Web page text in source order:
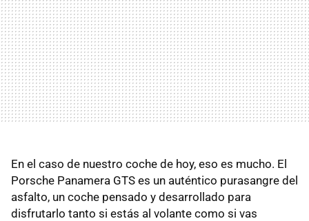
En el caso de nuestro coche de hoy, eso es mucho. El
Porsche Panamera GTS es un auténtico purasangre del
asfalto, un coche pensado y desarrollado para
disfrutarlo tanto si estás al volante como si vas